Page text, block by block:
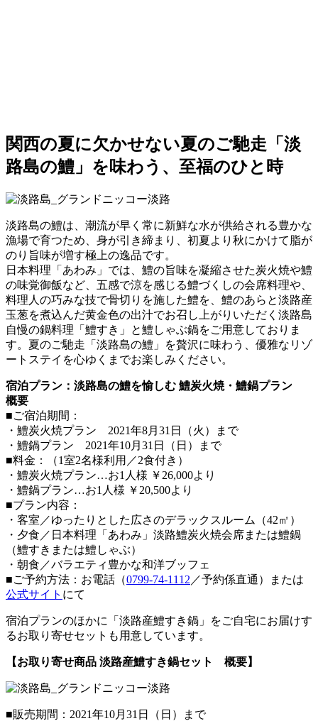
関西の夏に欠かせない夏のご馳走「淡
路島の鱧」を味わう、至福のひと時
淡路島の鱧は、潮流が早く常に新鮮な水が供給される豊かな
漁場で育つため、身が引き締まり、初夏より秋にかけて脂が
のり旨味が増す極上の逸品です。
日本料理「あわみ」では、鱧の旨味を凝縮させた炭火焼や鱧
の味覚御飯など、五感で涼を感じる鱧づくしの会席料理や、
料理人の巧みな技で骨切りを施した鱧を、鱧のあらと淡路産
玉葱を煮込んだ黄金色の出汁でお召し上がりいただく淡路島
自慢の鍋料理「鱧すき」と鱧しゃぶ鍋をご用意しておりま
す。夏のご馳走「淡路島の鱧」を贅沢に味わう、優雅なリゾ
ートステイを心ゆくまでお楽しみください。
宿泊プラン：淡路島の鱧を愉しむ 鱧炭火焼・鱧鍋プラン
概要
■ご宿泊期間：
・鱧炭火焼プラン 2021年8月31日（火）まで
・鱧鍋プラン 2021年10月31日（日）まで
■料金：（1室2名様利用／2食付き）
・鱧炭火焼プラン…お1人様 ￥26,000より
・鱧鍋プラン…お1人様 ￥20,500より
■プラン内容：
・客室／ゆったりとした広さのデラックスルーム（42㎡）
・夕食／日本料理「あわみ」淡路鱧炭火焼会席または鱧鍋
（鱧すきまたは鱧しゃぶ）
・朝食／バラエティ豊かな和洋ブッフェ
■ご予約方法：お電話（0799-74-1112 ／予約係直通）または
公式サイト にて
宿泊プランのほかに「淡路産鱧すき鍋」をご自宅にお届けす
るお取り寄せセットも用意しています。
【お取り寄せ商品 淡路産鱧すき鍋セット 概要】
■販売期間：2021年10月31日（日）まで